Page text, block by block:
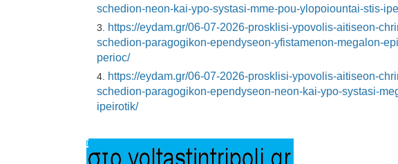
schedion-neon-kai-ypo-systasi-mme-pou-ylopoiountai-stis-
https://eydam.gr/06-07-2026-prosklisi-ypovolis-aitiseon-
schedion-paragogikon-ependyseon-yfistamenon-megalon-
perioc/
https://eydam.gr/06-07-2026-prosklisi-ypovolis-aitiseon-
schedion-paragogikon-ependyseon-neon-kai-ypo-systasi-
ipeirotik/